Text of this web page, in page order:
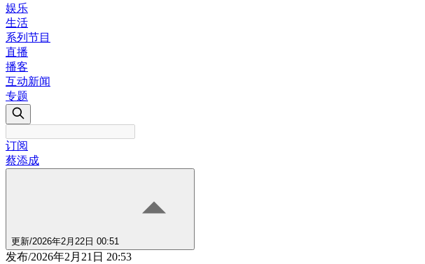
娱乐
生活
系列节目
直播
播客
互动新闻
专题
订阅
蔡添成
更新/2026年2月22日 00:51
发布/2026年2月21日 20:53